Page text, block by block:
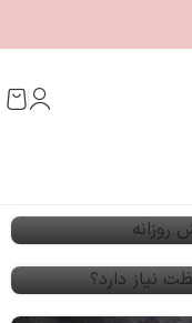
به محافظت